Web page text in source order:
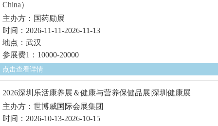
China）
主办方：国药励展
时间：2026-11-11-2026-11-13
地点：武汉
参展费1：10000-20000
点击查看详情
2026深圳乐活康养展＆健康与营养保健品展|深圳健康展
主办方：世博威国际会展集团
时间：2026-10-13-2026-10-15